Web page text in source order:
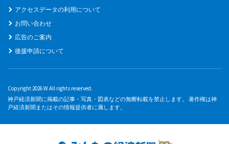
アクセスデータの利用について
お問い合わせ
広告のご案内
後援申請について
Copyright 2026 W All rights reserved.
神戸経済新聞に掲載の記事・写真・図表などの無断転載を禁止します。 著作権は神
戸経済新聞またはその情報提供者に属します。